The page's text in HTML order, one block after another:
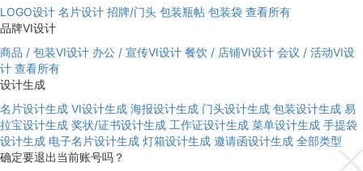
LOGO设计 名片设计 招牌/门头 包装瓶帖 包装袋 查看所有
品牌VI设计
商品 / 包装VI设计 办公 / 宣传VI设计 餐饮 / 店铺VI设计 会议 / 活动VI设
计 查看所有
设计生成
名片设计生成 VI设计生成 海报设计生成 门头设计生成 包装设计生成 易
拉宝设计生成 奖状/证书设计生成 工作证设计生成 菜单设计生成 手提袋
设计生成 电子名片设计生成 灯箱设计生成 邀请函设计生成 全部类型
确定要退出当前账号吗？